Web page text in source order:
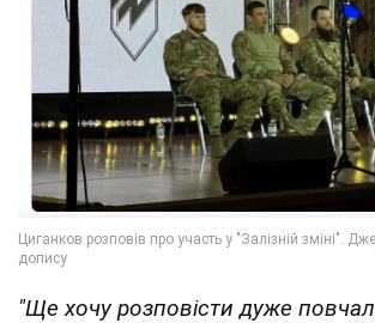
"Ще хочу розповісти дуже